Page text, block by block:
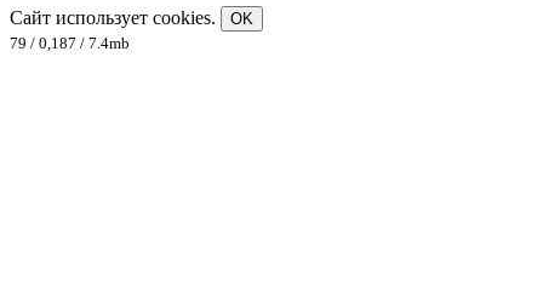
Сайт использует cookies.
OK
79 / 0,187 / 7.4mb